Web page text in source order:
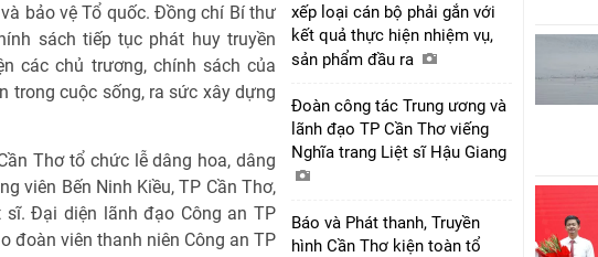
bảo vệ Tổ quốc. Đồng chí Bí thư
sách tiếp tục phát huy truyền
các chủ trương, chính sách của
trong cuộc sống, ra sức xây dựng
Thơ tổ chức lễ dâng hoa, dâng
viên Bến Ninh Kiều, TP Cần Thơ,
Đại diện lãnh đạo Công an TP
đoàn viên thanh niên Công an TP
xếp loại cán bộ phải gắn với
kết quả thực hiện nhiệm vụ,
sản phẩm đầu ra
Đoàn công tác Trung ương và
lãnh đạo TP Cần Thơ viếng
Nghĩa trang Liệt sĩ Hậu Giang
Báo và Phát thanh, Truyền
hình Cần Thơ kiện toàn tổ